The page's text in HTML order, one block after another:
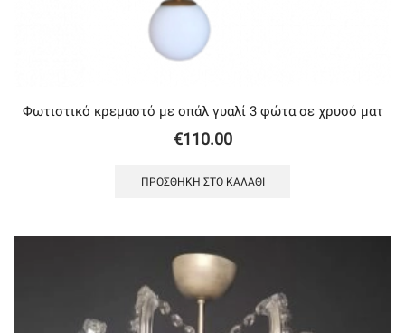
Φωτιστικό κρεμαστό με oπάλ γυαλί 3 φώτα σε χρυσό ματ
€110.00
ΠΡΟΣΘΉΚΗ ΣΤΟ ΚΑΛΆΘΙ